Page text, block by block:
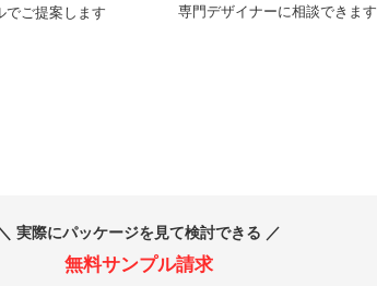
でご提案します
専門デザイナーに相談できます
無料サンプル請求
実際にパッケージを見て検討できる ／